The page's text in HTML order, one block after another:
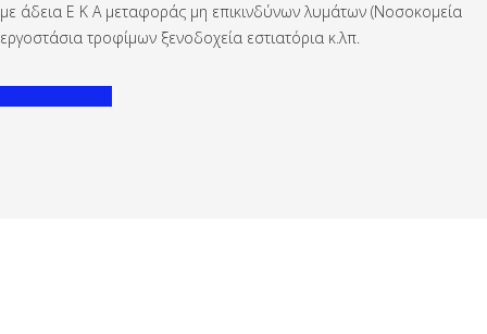
με άδεια Ε Κ Α μεταφοράς μη επικινδύνων λυμάτων (Νοσοκομεία
εργοστάσια τροφίμων ξενοδοχεία εστιατόρια κ.λπ.